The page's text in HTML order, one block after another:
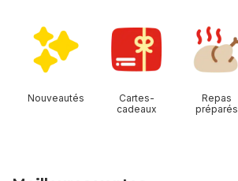
Nouveautés
Cartes-
cadeaux
Repas
préparés